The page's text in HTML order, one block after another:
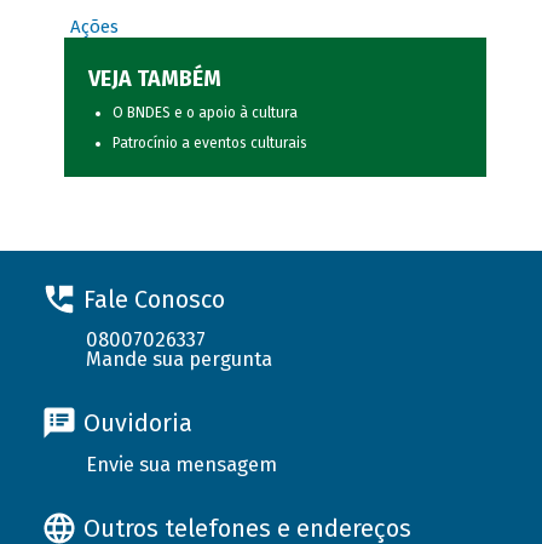
Ações
VEJA TAMBÉM
O BNDES e o apoio à cultura
Patrocínio a eventos culturais
Fale Conosco
08007026337
Mande sua pergunta
Ouvidoria
Envie sua mensagem
Outros telefones e endereços